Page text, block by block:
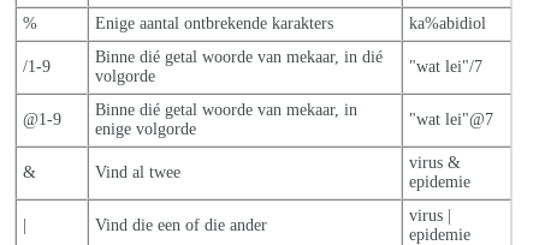
%
Enige aantal ontbrekende karakters ka%abidiol
/1-9
Binne dié getal woorde van mekaar, in dié
volgorde
"wat lei"/7
@1-9
Binne dié getal woorde van mekaar, in
enige volgorde
"wat lei"@7
& Vind al twee
virus &
epidemie
Vind die een of die ander
virus |
epidemie